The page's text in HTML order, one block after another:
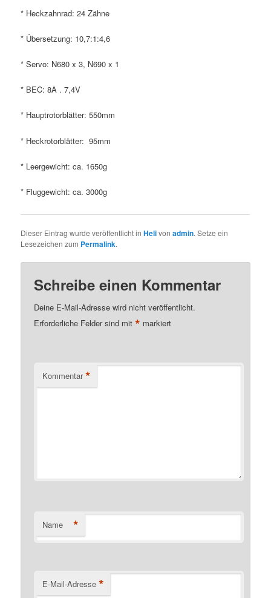
* Heckzahnrad: 24 Zähne
* Übersetzung: 10,7:1:4,6
* Servo: N680 x 3, N690 x 1
* BEC: 8A . 7,4V
* Hauptrotorblätter: 550mm
* Heckrotorblätter: 95mm
* Leergewicht: ca. 1650g
* Fluggewicht: ca. 3000g
Dieser Eintrag wurde veröffentlicht inHelivonadmin. Setze ein
Lesezeichen zum Permalink.
Schreibe einen Kommentar
Deine E-Mail-Adresse wird nicht veröffentlicht.
Erforderliche Felder sind mit* markiert
Kommentar *
Name *
E-Mail-Adresse *